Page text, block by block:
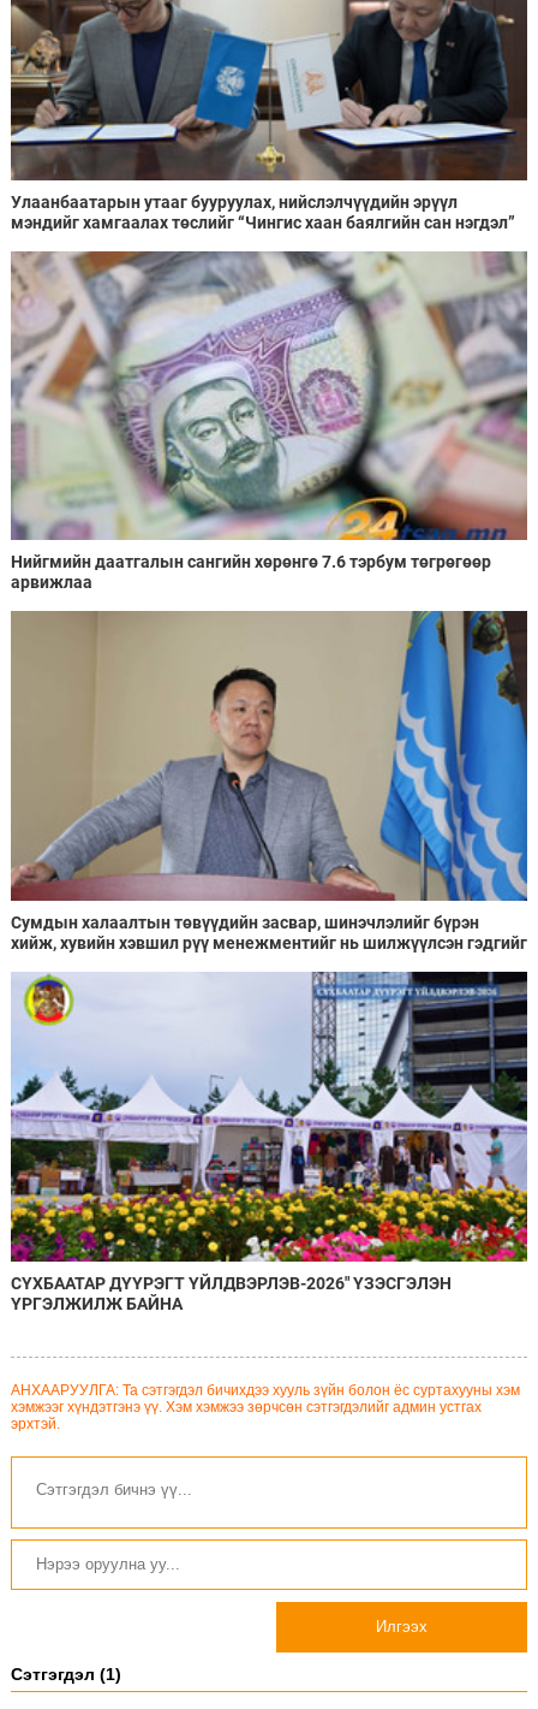
Улаанбаатарын утааг бууруулах, нийслэлчүүдийн эрүүл
мэндийг хамгаалах төслийг “Чингис хаан баялгийн сан нэгдэл”
Нийгмийн даатгалын сангийн хөрөнгө 7.6 тэрбум төгрөгөөр
арвижлаа
Сумдын халаалтын төвүүдийн засвар, шинэчлэлийг бүрэн
хийж, хувийн хэвшил рүү менежментийг нь шилжүүлсэн гэдгийг
СҮХБААТАР ДҮҮРЭГТ ҮЙЛДВЭРЛЭВ-2026" ҮЗЭСГЭЛЭН
ҮРГЭЛЖИЛЖ БАЙНА
АНХААРУУЛГА: Та сэтгэгдэл бичихдээ хууль зүйн болон ёс суртахууны хэм
хэмжээг хүндэтгэнэ үү. Хэм хэмжээ зөрчсөн сэтгэгдэлийг админ устгах
эрхтэй.
Илгээх
Сэтгэгдэл (1)